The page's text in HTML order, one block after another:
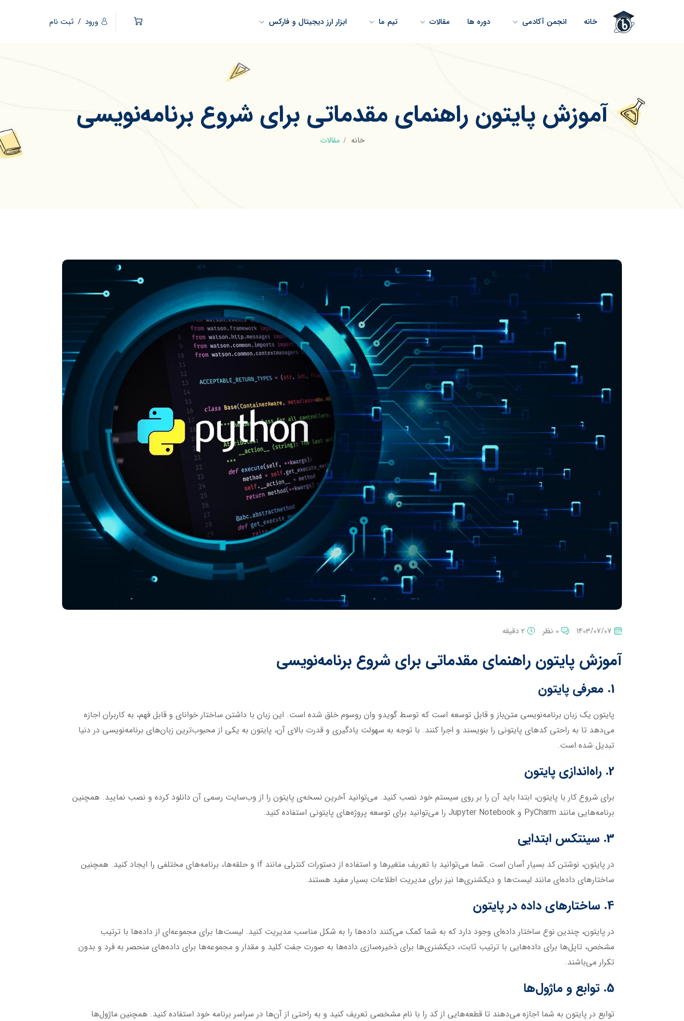
خانه انجمن آکادمی دوره ها مقالات تیم ما ابزار ارز دیجیتال و فارکس ورود / ثبت نام
آموزش پایتون راهنمای مقدماتی برای شروع برنامه‌نویسی
خانه مقالات
1403/07/07 0 نظر 2 دقیقه
آموزش پایتون راهنمای مقدماتی برای شروع برنامه‌نویسی
1. معرفی پایتون
پایتون یک زبان برنامه‌نویسی متن‌باز و قابل توسعه است که توسط گویدو وان روسوم خلق شده است. این زبان با داشتن ساختار خوانای و قابل فهم، به کاربران اجازه
می‌دهد تا به راحتی کدهای پایتونی را بنویسند و اجرا کنند. با توجه به سهولت یادگیری و قدرت بالای آن، پایتون به یکی از محبوب‌ترین زبان‌های برنامه‌نویسی در دنیا
تبدیل شده است.
2. راه‌اندازی پایتون
برای شروع کار با پایتون، ابتدا باید آن را بر روی سیستم خود نصب کنید. می‌توانید آخرین نسخه‌ی پایتون را از وب‌سایت رسمی آن دانلود کرده و نصب نمایید. همچنین
برنامه‌هایی مانند PyCharm و Jupyter Notebook را می‌توانید برای توسعه پروژه‌های پایتونی استفاده کنید.
3. سینتکس ابتدایی
در پایتون، نوشتن کد بسیار آسان است. شما می‌توانید با تعریف متغیرها و استفاده از دستورات کنترلی مانند if و حلقه‌ها، برنامه‌های مختلفی را ایجاد کنید. همچنین
ساختارهای داده‌ای مانند لیست‌ها و دیکشنری‌ها نیز برای مدیریت اطلاعات بسیار مفید هستند.
4. ساختارهای داده در پایتون
در پایتون، چندین نوع ساختار داده‌ای وجود دارد که به شما کمک می‌کنند داده‌ها را به شکل مناسب مدیریت کنید. لیست‌ها برای مجموعه‌ای از داده‌ها با ترتیب
مشخص، تاپل‌ها برای داده‌هایی با ترتیب ثابت، دیکشنری‌ها برای ذخیره‌سازی داده‌ها به صورت جفت کلید و مقدار و مجموعه‌ها برای داده‌های منحصر به فرد و بدون
تکرار می‌باشند.
5. توابع و ماژول‌ها
توابع در پایتون به شما اجازه می‌دهند تا قطعه‌هایی از کد را با نام مشخصی تعریف کنید و به راحتی از آن‌ها در سراسر برنامه خود استفاده کنید. همچنین ماژول‌ها